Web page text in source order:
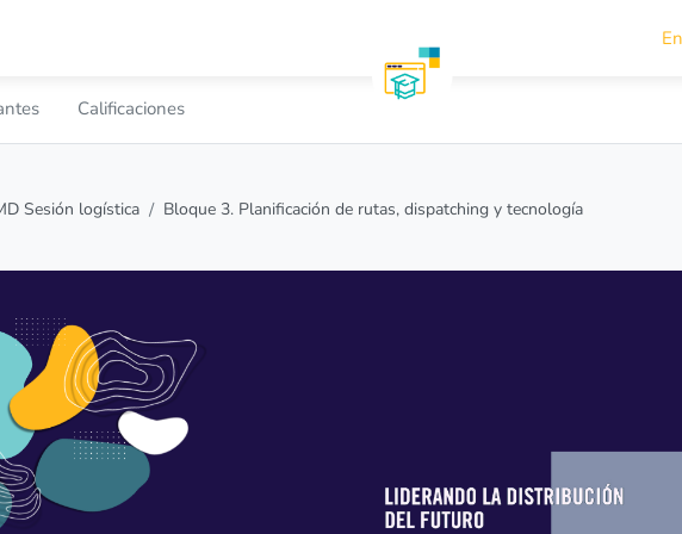
Calificaciones
Sesión logística Bloque 3. Planificación de rutas, dispatching y tecnología